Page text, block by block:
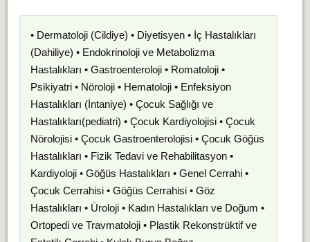
• Dermatoloji (Cildiye) • Diyetisyen • İç Hastalıkları
(Dahiliye) • Endokrinoloji ve Metabolizma
Hastalıkları • Gastroenteroloji • Romatoloji •
Psikiyatri • Nöroloji • Hematoloji • Enfeksiyon
Hastalıkları (İntaniye) • Çocuk Sağlığı ve
Hastalıkları(pediatri) • Çocuk Kardiyolojisi • Çocuk
Nörolojisi • Çocuk Gastroenterolojisi • Çocuk Göğüs
Hastalıkları • Fizik Tedavi ve Rehabilitasyon •
Kardiyoloji • Göğüs Hastalıkları • Genel Cerrahi •
Çocuk Cerrahisi • Göğüs Cerrahisi • Göz
Hastalıkları • Üroloji • Kadın Hastalıkları ve Doğum •
Ortopedi ve Travmatoloji • Plastik Rekonstrüktif ve